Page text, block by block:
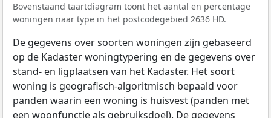
Bovenstaand taartdiagram toont het aantal en percentage
woningen naar type in het postcodegebied 2636 HD.
De gegevens over soorten woningen zijn gebaseerd
op de Kadaster woningtypering en de gegevens over
stand- en ligplaatsen van het Kadaster. Het soort
woning is geografisch-algoritmisch bepaald voor
panden waarin een woning is huisvest (panden met
een woonfunctie als gebruiksdoel). De gegevens